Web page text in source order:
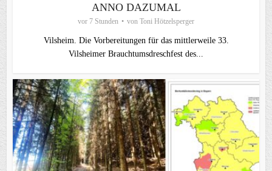
ANNO DAZUMAL
vor 7 Stunden von Toni Hötzelsperger
Vilsheim. Die Vorbereitungen für das mittlerweile 33.
Vilsheimer Brauchtumsdreschfest des...